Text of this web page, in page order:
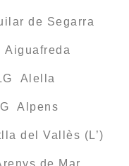
de Segarra
Alella
Alpens
del Vallès (L’)